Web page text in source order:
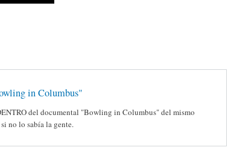
in Columbus"
del documental "Bowling in Columbus" del mismo
no lo sabía la gente.